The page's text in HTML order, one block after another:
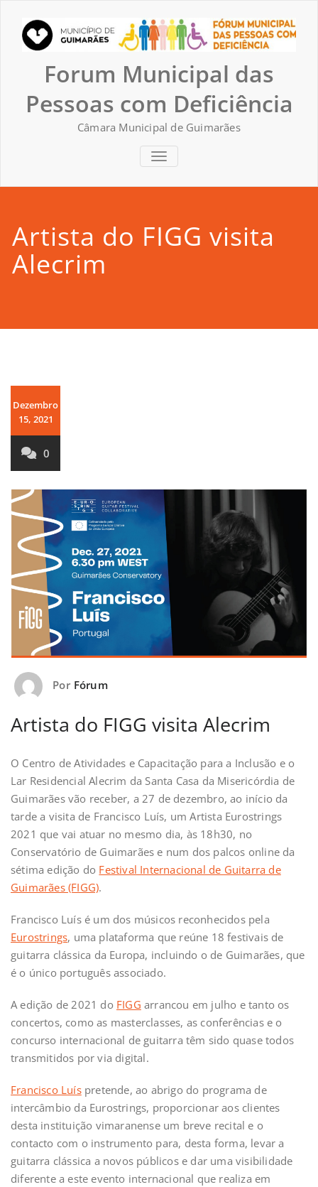
content
Forum Municipal das
Pessoas com Deficiência
Câmara Municipal de Guimarães
TOGGLE NAVIGATION
Artista do FIGG visita
Alecrim
Dezembro
15, 2021
0
Por Fórum
Artista do FIGG visita Alecrim
O Centro de Atividades e Capacitação para a Inclusão e o
Lar Residencial Alecrim da Santa Casa da Misericórdia de
Guimarães vão receber, a 27 de dezembro, ao início da
tarde a visita de Francisco Luís, um Artista Eurostrings
2021 que vai atuar no mesmo dia, às 18h30, no
Conservatório de Guimarães e num dos palcos online da
sétima edição do Festival Internacional de Guitarra de
Guimarães (FIGG).
Francisco Luís é um dos músicos reconhecidos pela
Eurostrings, uma plataforma que reúne 18 festivais de
guitarra clássica da Europa, incluindo o de Guimarães, que
é o único português associado.
A edição de 2021 do FIGG arrancou em julho e tanto os
concertos, como as masterclasses, as conferências e o
concurso internacional de guitarra têm sido quase todos
transmitidos por via digital.
Francisco Luíspretende, ao abrigo do programa de
intercâmbio da Eurostrings, proporcionar aos clientes
desta instituição vimaranense um breve recital e o
contacto com o instrumento para, desta forma, levar a
guitarra clássica a novos públicos e dar uma visibilidade
diferente a este evento internacional que realiza em